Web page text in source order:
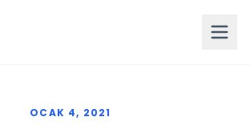
OCAK 4, 2021